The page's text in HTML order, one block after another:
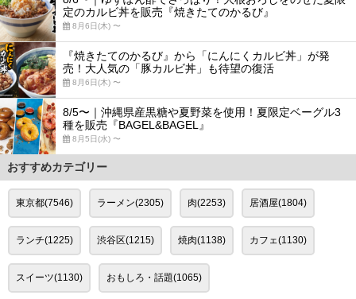
定のカルビ丼を販売『焼きたてのかるび』
8月6日(木) 〜
『焼きたてのかるび』から「にんにくカルビ丼」が発
売！大人気の「豚カルビ丼」も待望の復活
8月6日(木) 〜
8/5〜｜沖縄県産黒糖や夏野菜を使用！夏限定ベーグル3
種を販売『BAGEL&BAGEL』
8月5日(水) 〜
おすすめカテゴリー
東京都(7546) ラーメン(2305) 肉(2253) 居酒屋(1804)
ランチ(1225) 渋谷区(1215) 焼肉(1138) カフェ(1130)
スイーツ(1130) おもしろ・話題(1065)